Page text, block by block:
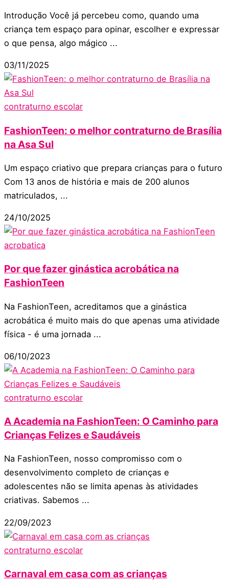
Introdução Você já percebeu como, quando uma
criança tem espaço para opinar, escolher e expressar
o que pensa, algo mágico ...
03/11/2025
contraturno escolar
FashionTeen: o melhor contraturno de Brasília
na Asa Sul
Um espaço criativo que prepara crianças para o futuro
Com 13 anos de história e mais de 200 alunos
matriculados, ...
24/10/2025
acrobatica
Por que fazer ginástica acrobática na
FashionTeen
Na FashionTeen, acreditamos que a ginástica
acrobática é muito mais do que apenas uma atividade
física - é uma jornada ...
06/10/2023
contraturno escolar
A Academia na FashionTeen: O Caminho para
Crianças Felizes e Saudáveis
Na FashionTeen, nosso compromisso com o
desenvolvimento completo de crianças e
adolescentes não se limita apenas às atividades
criativas. Sabemos ...
22/09/2023
contraturno escolar
Carnaval em casa com as crianças